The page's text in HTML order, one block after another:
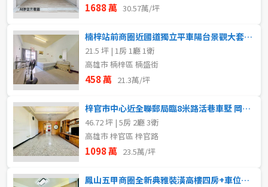
1688 萬 30.57萬/坪
楠梓站前商圈近國道獨立平車陽台景觀大套房 岡山區買賣房
21.5 坪 | 1房 1廳 1衛
高雄市 楠梓區 楠盛街
458 萬 21.3萬/坪
梓官市中心近全聯郵局臨8米路活巷車墅 岡山區買賣房
46.72 坪 | 5房 2廳 3衛
高雄市 梓官區 梓官路
1098 萬 23.5萬/坪
鳳山五甲商圈全新典雅裝潢高樓四房+車位美大樓 岡山區買賣房